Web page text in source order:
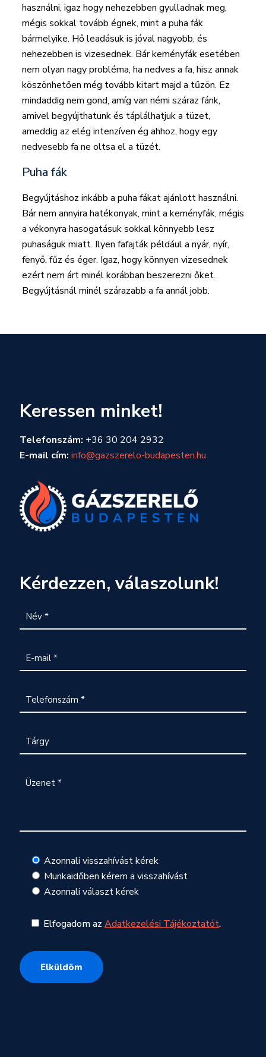
használni, igaz hogy nehezebben gyulladnak meg,
mégis sokkal tovább égnek, mint a puha fák
bármelyike. Hő leadásuk is jóval nagyobb, és
nehezebben is vizesednek. Bár keményfák esetében
nem olyan nagy probléma, ha nedves a fa, hisz annak
köszönhetően még tovább kitart majd a tűzön. Ez
mindaddig nem gond, amíg van némi száraz fánk,
amivel begyújthatunk és táplálhatjuk a tüzet,
ameddig az elég intenzíven ég ahhoz, hogy egy
nedvesebb fa ne oltsa el a tüzét.
Puha fák
Begyújtáshoz inkább a puha fákat ajánlott használni.
Bár nem annyira hatékonyak, mint a keményfák, mégis
a vékonyra hasogatásuk sokkal könnyebb lesz
puhaságuk miatt. Ilyen fafajták például a nyár, nyír,
fenyő, fűz és éger. Igaz, hogy könnyen vizesednek
ezért nem árt minél korábban beszerezni őket.
Begyújtásnál minél szárazabb a fa annál jobb.
Keressen minket!
Telefonszám: +36 30 204 2932
E-mail cím: info@gazszerelo-budapesten.hu
Kérdezzen, válaszolunk!
Azonnali visszahívást kérek
Munkaidőben kérem a visszahívást
Azonnali választ kérek
Elfogadom az Adatkezelési Tájékoztatót.